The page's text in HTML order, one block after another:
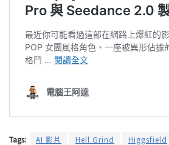
Tags: AI 影片 Hell Grind Higgsfield